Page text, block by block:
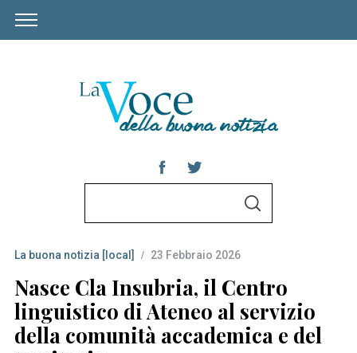
r
c
h
f
S
La buona notizia [local] 23 Febbraio 2026
Nasce Cla Insubria, il Centro
linguistico di Ateneo al servizio
della comunità accademica e del